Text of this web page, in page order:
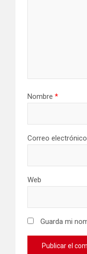
Nombre *
Correo electrónico
Web
Guarda mi